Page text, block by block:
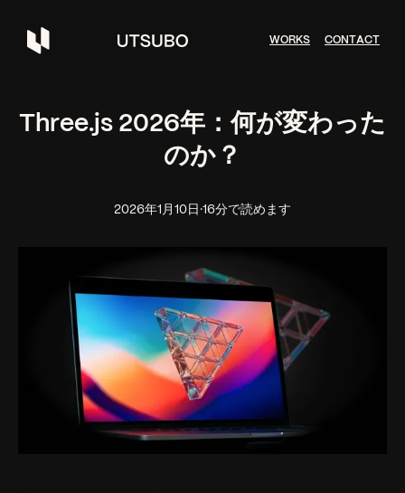
WORKS CONTACT
Three.js 2026年：何が変わった
のか？
2026年1月10日 ·16分で読めます